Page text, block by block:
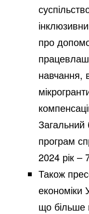
про
навчання,
Загальний
програм
2024 рік –
Також
економіки
що більше